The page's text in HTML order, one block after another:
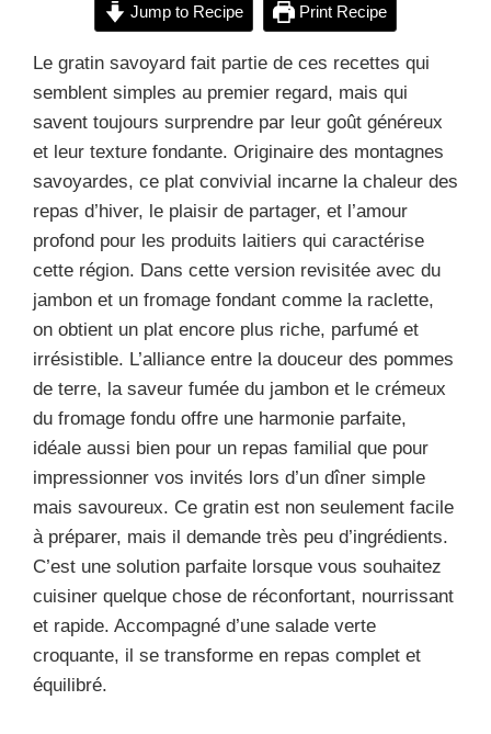
Jump to Recipe Print Recipe
Le gratin savoyard fait partie de ces recettes qui
semblent simples au premier regard, mais qui
savent toujours surprendre par leur goût généreux
et leur texture fondante. Originaire des montagnes
savoyardes, ce plat convivial incarne la chaleur des
repas d’hiver, le plaisir de partager, et l’amour
profond pour les produits laitiers qui caractérise
cette région. Dans cette version revisitée avec du
jambon et un fromage fondant comme la raclette,
on obtient un plat encore plus riche, parfumé et
irrésistible. L’alliance entre la douceur des pommes
de terre, la saveur fumée du jambon et le crémeux
du fromage fondu offre une harmonie parfaite,
idéale aussi bien pour un repas familial que pour
impressionner vos invités lors d’un dîner simple
mais savoureux. Ce gratin est non seulement facile
à préparer, mais il demande très peu d’ingrédients.
C’est une solution parfaite lorsque vous souhaitez
cuisiner quelque chose de réconfortant, nourrissant
et rapide. Accompagné d’une salade verte
croquante, il se transforme en repas complet et
équilibré.